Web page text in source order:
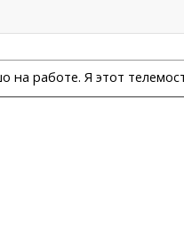
работе. Я этот